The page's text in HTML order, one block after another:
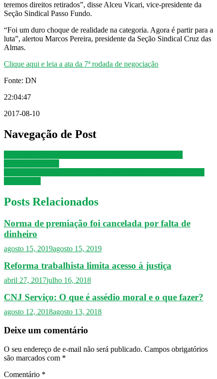
teremos direitos retirados”, disse Alceu Vicari, vice-presidente da
Seção Sindical Passo Fundo.
“Foi um duro choque de realidade na categoria. Agora é partir para a
luta”, alertou Marcos Pereira, presidente da Seção Sindical Cruz das
Almas.
Clique aqui e leia a ata da 7ª rodada de negociação
Fonte: DN
22:04:47
2017-08-10
Navegação de Post
Posts Relacionados
Norma de premiação foi cancelada por falta de
dinheiro
agosto 15, 2019agosto 15, 2019
Reforma trabalhista limita acesso à justiça
abril 27, 2017julho 16, 2018
CNJ Serviço: O que é assédio moral e o que fazer?
agosto 12, 2018agosto 13, 2018
Deixe um comentário
O seu endereço de e-mail não será publicado. Campos obrigatórios
são marcados com *
Comentário *